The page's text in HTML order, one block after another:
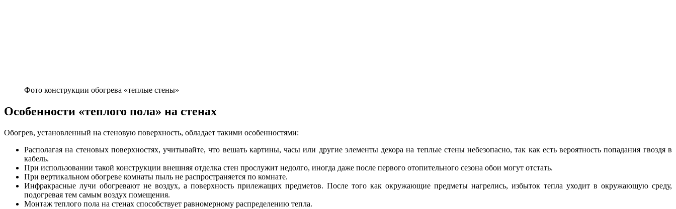
Фото конструкции обогрева «теплые стены»
Особенности «теплого пола» на стенах
Обогрев, установленный на стеновую поверхность, обладает такими особенностями:
Располагая на стеновых поверхностях, учитывайте, что вешать картины, часы или другие элементы декора на теплые стены небезопасно, так как есть вероятность попадания гвоздя в
кабель.
При использовании такой конструкции внешняя отделка стен прослужит недолго, иногда даже после первого отопительного сезона обои могут отстать.
При вертикальном обогреве комнаты пыль не распространяется по комнате.
Инфракрасные лучи обогревают не воздух, а поверхность прилежащих предметов. После того как окружающие предметы нагрелись, избыток тепла уходит в окружающую среду,
подогревая тем самым воздух помещения.
Монтаж теплого пола на стенах способствует равномерному распределению тепла.